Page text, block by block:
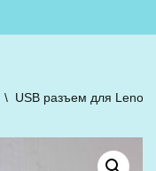
\ USB разъем для